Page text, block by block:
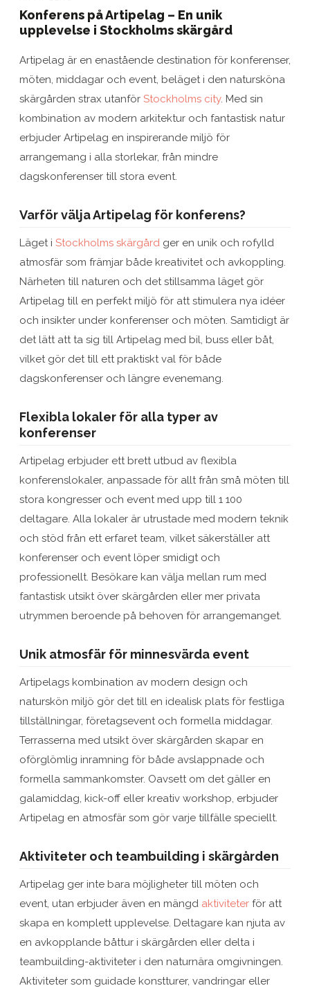
Konferens på Artipelag – En unik
upplevelse i Stockholms skärgård
Artipelag är en enastående destination för konferenser,
möten, middagar och event, beläget i den natursköna
skärgården strax utanför Stockholms city. Med sin
kombination av modern arkitektur och fantastisk natur
erbjuder Artipelag en inspirerande miljö för
arrangemang i alla storlekar, från mindre
dagskonferenser till stora event.
Varför välja Artipelag för konferens?
Läget i Stockholms skärgård ger en unik och rofylld
atmosfär som främjar både kreativitet och avkoppling.
Närheten till naturen och det stillsamma läget gör
Artipelag till en perfekt miljö för att stimulera nya idéer
och insikter under konferenser och möten. Samtidigt är
det lätt att ta sig till Artipelag med bil, buss eller båt,
vilket gör det till ett praktiskt val för både
dagskonferenser och längre evenemang.
Flexibla lokaler för alla typer av
konferenser
Artipelag erbjuder ett brett utbud av flexibla
konferenslokaler, anpassade för allt från små möten till
stora kongresser och event med upp till 1 100
deltagare. Alla lokaler är utrustade med modern teknik
och stöd från ett erfaret team, vilket säkerställer att
konferenser och event löper smidigt och
professionellt. Besökare kan välja mellan rum med
fantastisk utsikt över skärgården eller mer privata
utrymmen beroende på behoven för arrangemanget.
Unik atmosfär för minnesvärda event
Artipelags kombination av modern design och
naturskön miljö gör det till en idealisk plats för festliga
tillställningar, företagsevent och formella middagar.
Terrasserna med utsikt över skärgården skapar en
oförglömlig inramning för både avslappnade och
formella sammankomster. Oavsett om det gäller en
galamiddag, kick-off eller kreativ workshop, erbjuder
Artipelag en atmosfär som gör varje tillfälle speciellt.
Aktiviteter och teambuilding i skärgården
Artipelag ger inte bara möjligheter till möten och
event, utan erbjuder även en mängd aktiviteter för att
skapa en komplett upplevelse. Deltagare kan njuta av
en avkopplande båttur i skärgården eller delta i
teambuilding-aktiviteter i den naturnära omgivningen.
Aktiviteter som guidade konstturer, vandringar eller